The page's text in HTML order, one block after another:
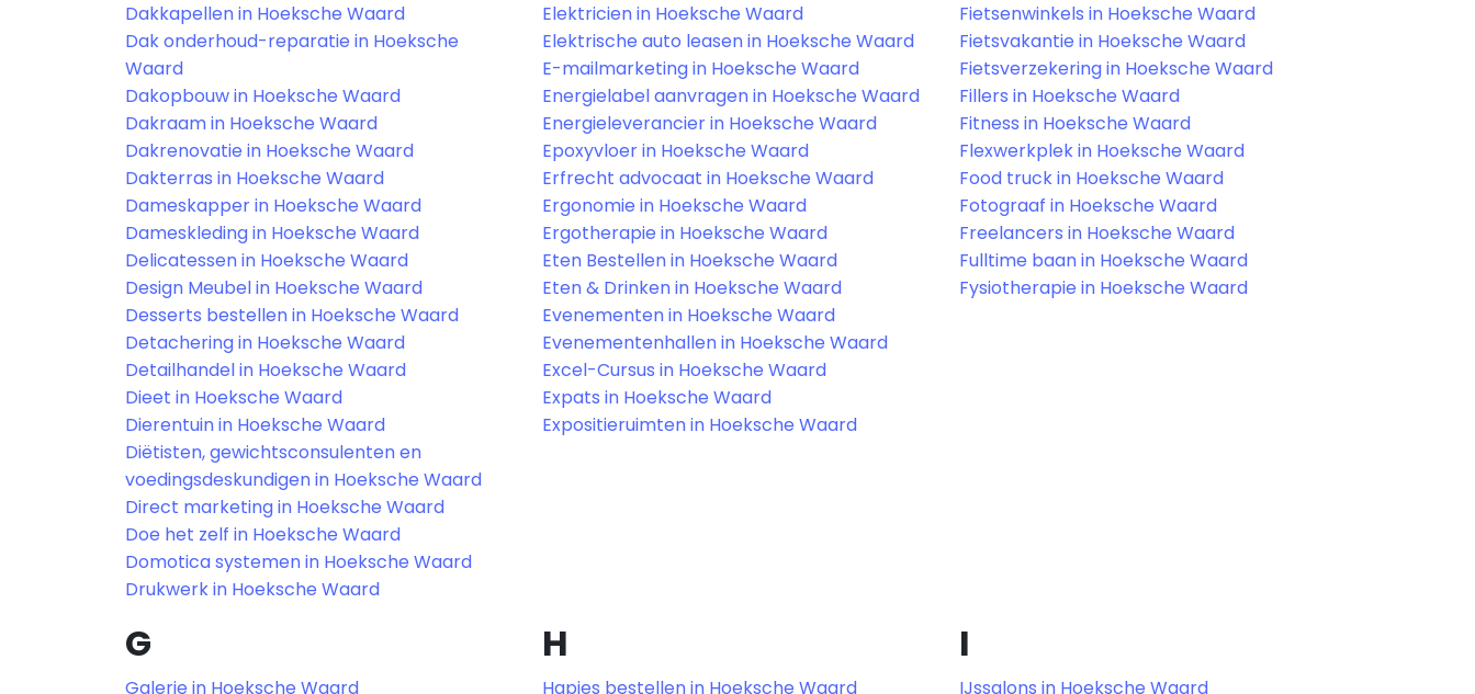
Dakkapellen in Hoeksche Waard
Dak onderhoud-reparatie in Hoeksche
Waard
Dakopbouw in Hoeksche Waard
Dakraam in Hoeksche Waard
Dakrenovatie in Hoeksche Waard
Dakterras in Hoeksche Waard
Dameskapper in Hoeksche Waard
Dameskleding in Hoeksche Waard
Delicatessen in Hoeksche Waard
Design Meubel in Hoeksche Waard
Desserts bestellen in Hoeksche Waard
Detachering in Hoeksche Waard
Detailhandel in Hoeksche Waard
Dieet in Hoeksche Waard
Dierentuin in Hoeksche Waard
Diëtisten, gewichtsconsulenten en
voedingsdeskundigen in Hoeksche Waard
Direct marketing in Hoeksche Waard
Doe het zelf in Hoeksche Waard
Domotica systemen in Hoeksche Waard
Drukwerk in Hoeksche Waard
Elektricien in Hoeksche Waard
Elektrische auto leasen in Hoeksche Waard
E-mailmarketing in Hoeksche Waard
Energielabel aanvragen in Hoeksche Waard
Energieleverancier in Hoeksche Waard
Epoxyvloer in Hoeksche Waard
Erfrecht advocaat in Hoeksche Waard
Ergonomie in Hoeksche Waard
Ergotherapie in Hoeksche Waard
Eten Bestellen in Hoeksche Waard
Eten & Drinken in Hoeksche Waard
Evenementen in Hoeksche Waard
Evenementenhallen in Hoeksche Waard
Excel-Cursus in Hoeksche Waard
Expats in Hoeksche Waard
Expositieruimten in Hoeksche Waard
Fietsenwinkels in Hoeksche Waard
Fietsvakantie in Hoeksche Waard
Fietsverzekering in Hoeksche Waard
Fillers in Hoeksche Waard
Fitness in Hoeksche Waard
Flexwerkplek in Hoeksche Waard
Food truck in Hoeksche Waard
Fotograaf in Hoeksche Waard
Freelancers in Hoeksche Waard
Fulltime baan in Hoeksche Waard
Fysiotherapie in Hoeksche Waard
G
Galerie in Hoeksche Waard
H
Hapjes bestellen in Hoeksche Waard
I
IJssalons in Hoeksche Waard